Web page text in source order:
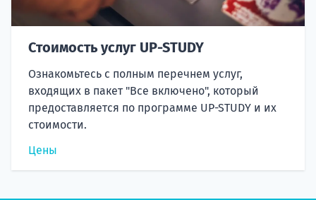
Стоимость услуг UP-STUDY
Ознакомьтесь с полным перечнем услуг,
входящих в пакет "Все включено", который
предоставляется по программе UP-STUDY и их
стоимости.
Цены